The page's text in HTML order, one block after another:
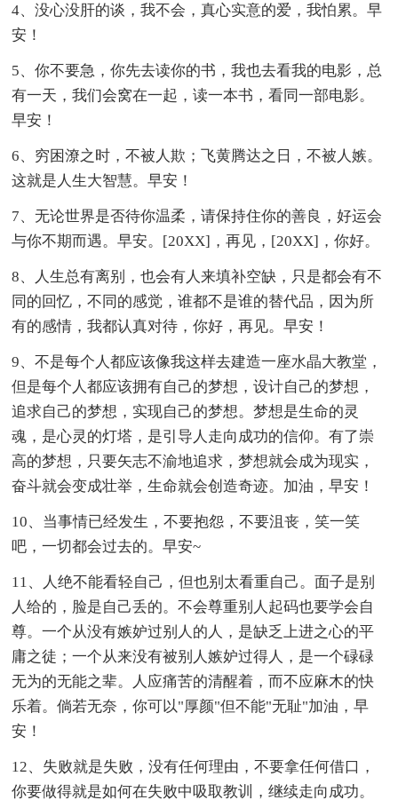
4、没心没肝的谈，我不会，真心实意的爱，我怕累。早
安！
5、你不要急，你先去读你的书，我也去看我的电影，总
有一天，我们会窝在一起，读一本书，看同一部电影。
早安！
6、穷困潦之时，不被人欺；飞黄腾达之日，不被人嫉。
这就是人生大智慧。早安！
7、无论世界是否待你温柔，请保持住你的善良，好运会
与你不期而遇。早安。[20XX]，再见，[20XX]，你好。
8、人生总有离别，也会有人来填补空缺，只是都会有不
同的回忆，不同的感觉，谁都不是谁的替代品，因为所
有的感情，我都认真对待，你好，再见。早安！
9、不是每个人都应该像我这样去建造一座水晶大教堂，
但是每个人都应该拥有自己的梦想，设计自己的梦想，
追求自己的梦想，实现自己的梦想。梦想是生命的灵
魂，是心灵的灯塔，是引导人走向成功的信仰。有了崇
高的梦想，只要矢志不渝地追求，梦想就会成为现实，
奋斗就会变成壮举，生命就会创造奇迹。加油，早安！
10、当事情已经发生，不要抱怨，不要沮丧，笑一笑
吧，一切都会过去的。早安~
11、人绝不能看轻自己，但也别太看重自己。面子是别
人给的，脸是自己丢的。不会尊重别人起码也要学会自
尊。一个从没有嫉妒过别人的人，是缺乏上进之心的平
庸之徒；一个从来没有被别人嫉妒过得人，是一个碌碌
无为的无能之辈。人应痛苦的清醒着，而不应麻木的快
乐着。倘若无奈，你可以"厚颜"但不能"无耻"加油，早
安！
12、失败就是失败，没有任何理由，不要拿任何借口，
你要做得就是如何在失败中吸取教训，继续走向成功。